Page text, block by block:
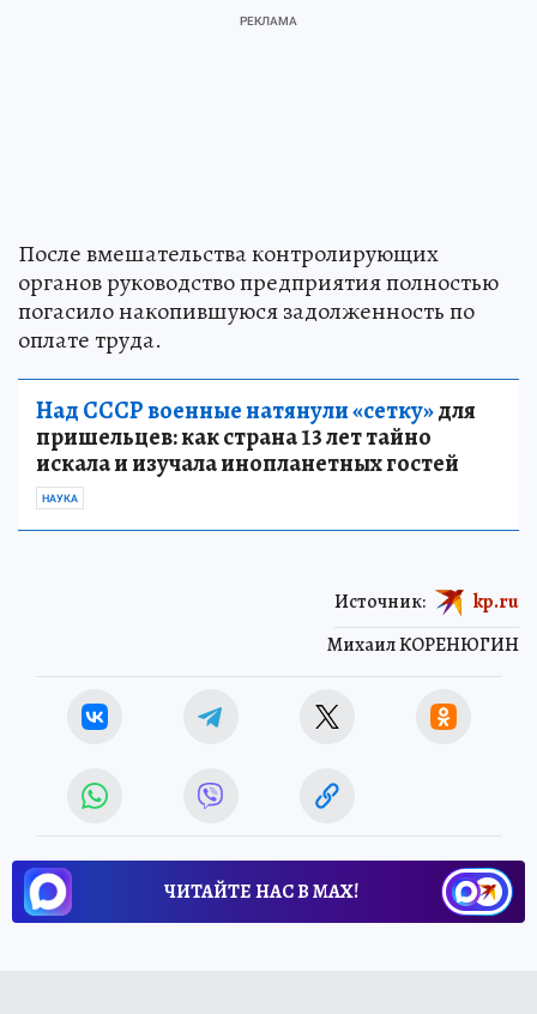
После вмешательства контролирующих
органов руководство предприятия полностью
погасило накопившуюся задолженность по
оплате труда.
Над СССР военные натянули «сетку»для
пришельцев: как страна 13 лет тайно
искала и изучала инопланетных гостей
НАУКА
Михаил КОРЕНЮГИН
Источник: kp.ru
ЧИТАЙТЕ НАС В МАХ!